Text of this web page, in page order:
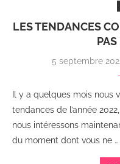
LES TENDANCES
5 septembre
Il y a quelques mois nous
tendances de l’année
nous intéressons
du moment dont vous ne …